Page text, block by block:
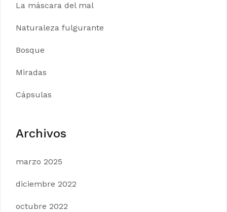
La máscara del mal
Naturaleza fulgurante
Bosque
Miradas
Cápsulas
Archivos
marzo 2025
diciembre 2022
octubre 2022